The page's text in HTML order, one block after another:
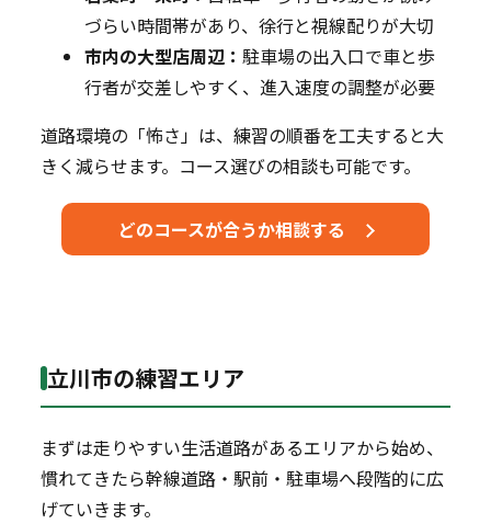
づらい時間帯があり、徐行と視線配りが大切
市内の大型店周辺：駐車場の出入口で車と歩
行者が交差しやすく、進入速度の調整が必要
道路環境の「怖さ」は、練習の順番を工夫すると大
きく減らせます。コース選びの相談も可能です。
どのコースが合うか相談する
立川市の練習エリア
まずは走りやすい生活道路があるエリアから始め、
慣れてきたら幹線道路・駅前・駐車場へ段階的に広
げていきます。